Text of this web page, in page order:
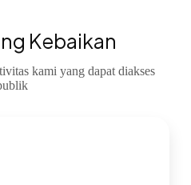
Kebaikan
kami yang dapat diakses